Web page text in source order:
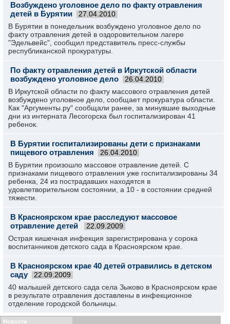
Возбуждено уголовное дело по факту отравления
детей в Бурятии
27.04.2010
В Бурятии в понедельник возбуждено уголовное дело по
факту отравления детей в оздоровительном лагере
"Эдельвейс", сообщил представитель пресс-службы
республиканской прокуратуры.
По факту отравления детей в Иркутской области
возбуждено уголовное дело
26.04.2010
В Иркутской области по факту массового отравления детей
возбуждено уголовное дело, сообщает прокуратура области.
Как "Аргументы.ру" сообщали ранее, за минувшие выходные
дни из интерната Лесогорска был госпитализирован 41
ребенок.
В Бурятии госпитализированы дети с признаками
пищевого отравления
26.04.2010
В Бурятии произошло массовое отравление детей. С
признаками пищевого отравления уже госпитализированы 34
ребенка, 24 из пострадавших находятся в
удовлетворительном состоянии, а 10 - в состоянии средней
тяжести.
В Красноярском крае расследуют массовое
отравление детей
22.09.2009
Острая кишечная инфекция зарегистрирована у сорока
воспитанников детского сада в Красноярском крае.
В Красноярском крае 40 детей отравились в детском
саду
22.09.2009
40 малышей детского сада села Зыково в Красноярском крае
в результате отравления доставлены в инфекционное
отделение городской больницы.
Новости